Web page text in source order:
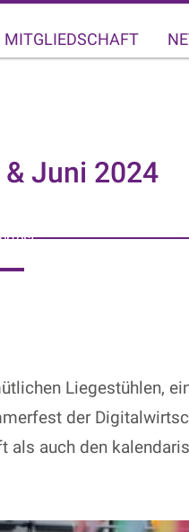
MITGLIEDSCHAFT
Juni 2024
Liegestühlen,
der
auch den